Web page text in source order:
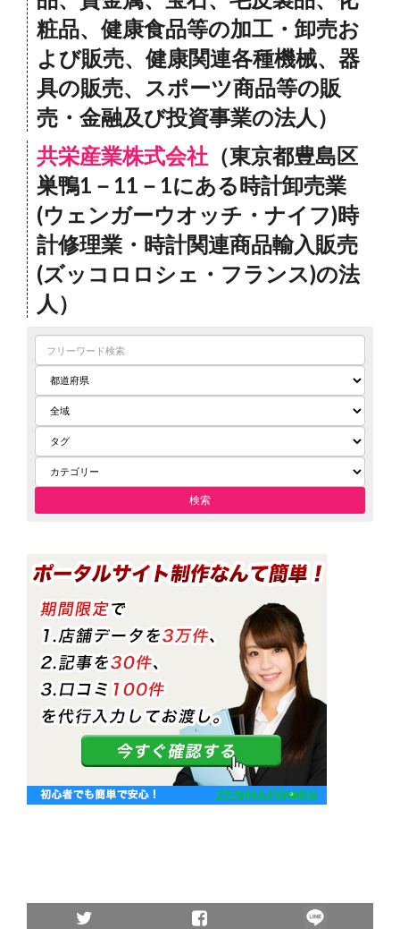
粧品、健康食品等の加工・卸売お
よび販売、健康関連各種機械、器
具の販売、スポーツ商品等の販
売・金融及び投資事業の法人）
共栄産業株式会社 （東京都豊島区
巣鴨1－11－1にある時計卸売業
(ウェンガーウオッチ・ナイフ)時
計修理業・時計関連商品輸入販売
(ズッコロロシェ・フランス)の法
人）